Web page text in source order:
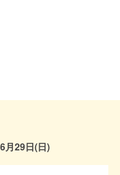
月29日(日)